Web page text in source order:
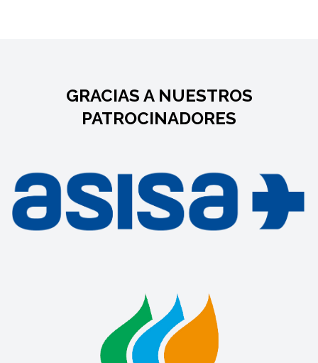
GRACIAS A NUESTROS
PATROCINADORES